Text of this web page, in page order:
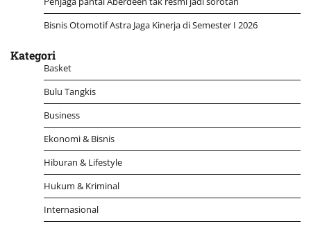
Bisnis Otomotif Astra Jaga Kinerja di Semester I 2026
Kategori
Basket
Bulu Tangkis
Business
Ekonomi & Bisnis
Hiburan & Lifestyle
Hukum & Kriminal
Internasional